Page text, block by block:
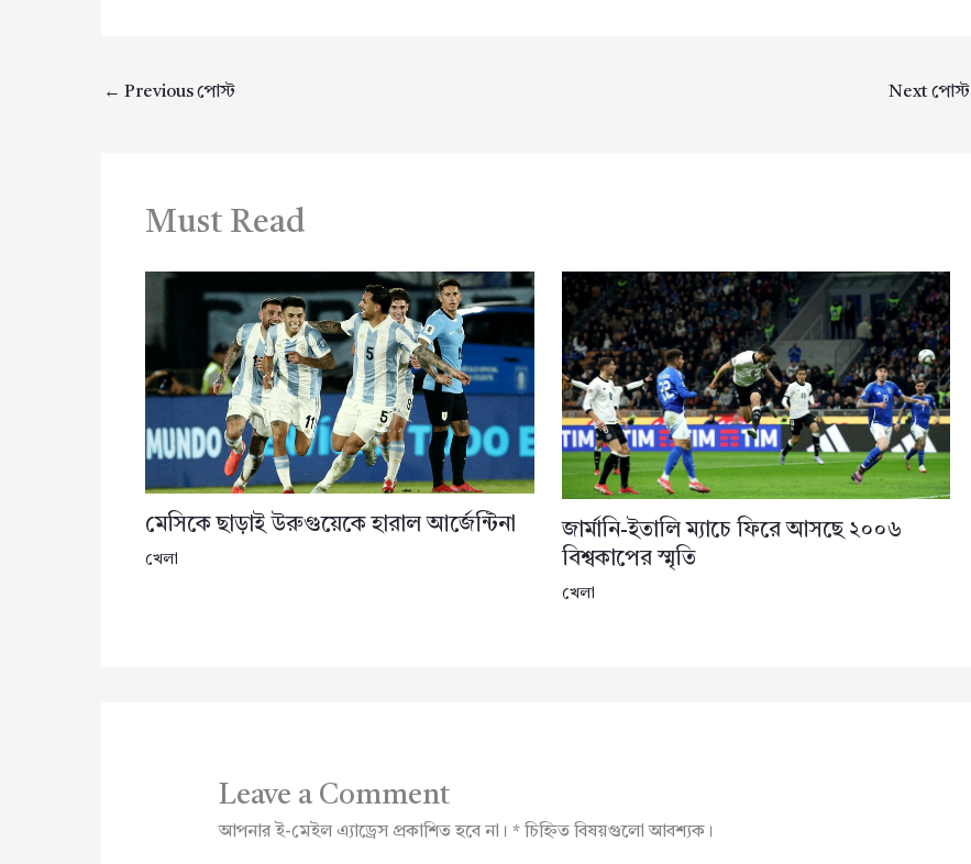
← Previous পোস্ট Next পোস্ট
Must Read
মেসিকে ছাড়াই উরুগুয়েকে হারাল আর্জেন্টিনা
খেলা
জার্মানি-ইতালি ম্যাচে ফিরে আসছে ২০০৬
বিশ্বকাপের স্মৃতি
খেলা
Leave a Comment
আপনার ই-মেইল এ্যাড্রেস প্রকাশিত হবে না। *চিহ্নিত বিষয়গুলো আবশ্যক।